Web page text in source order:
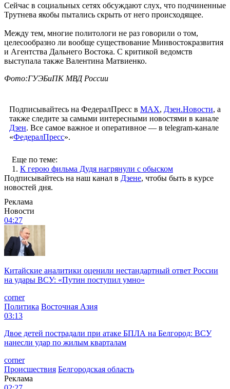
Сейчас в социальных сетях обсуждают слух, что подчиненные
Трутнева якобы пытались скрыть от него происходящее.
Между тем, многие политологи не раз говорили о том,
целесообразно ли вообще существование Минвостокразвития
и Агентства Дальнего Востока. С критикой ведомств
выступала также Валентина Матвиенко.
Фото:ГУЭБиПК МВД России
Подписывайтесь на ФедералПресс в МАХ, Дзен.Новости, а
также следите за самыми интересными новостями в канале
Дзен. Все самое важное и оперативное — в telegram-канале
«ФедералПресс».
Еще по теме:
1. К герою фильма Дудя нагрянули с обыском
Подписывайтесь на наш канал в Дзене, чтобы быть в курсе
новостей дня.
Реклама
Новости
04:27
Китайские аналитики оценили нестандартный ответ России
на удары ВСУ: «Путин поступил умно»
corner
Политика Восточная Азия
03:13
Двое детей пострадали при атаке БПЛА на Белгород: ВСУ
нанесли удар по жилым кварталам
corner
Происшествия Белгородская область
Реклама